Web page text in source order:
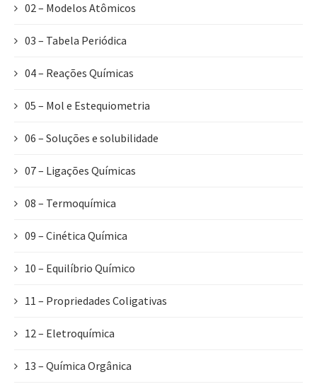
02 – Modelos Atômicos
03 – Tabela Periódica
04 – Reações Químicas
05 – Mol e Estequiometria
06 – Soluções e solubilidade
07 – Ligações Químicas
08 – Termoquímica
09 – Cinética Química
10 – Equilíbrio Químico
11 – Propriedades Coligativas
12 – Eletroquímica
13 – Química Orgânica